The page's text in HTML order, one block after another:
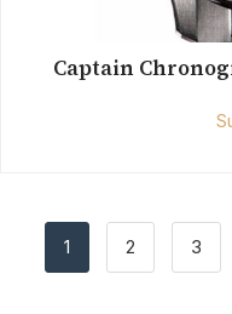
Captain
1 2 3